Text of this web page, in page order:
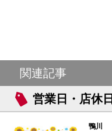
関連記事
営業日・店休日
鴨川